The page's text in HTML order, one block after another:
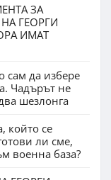
ЗА
ГЕОРГИ
ИМАТ
сам да избере
Чадърът не
шезлонга
който се
ли сме,
военна база?